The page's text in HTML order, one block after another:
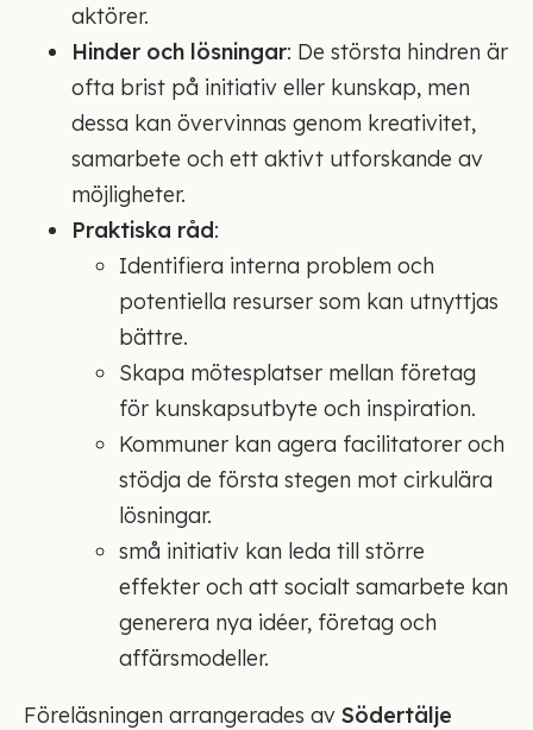
aktörer.
Hinder och lösningar: De största hindren är
ofta brist på initiativ eller kunskap, men
dessa kan övervinnas genom kreativitet,
samarbete och ett aktivt utforskande av
möjligheter.
Praktiska råd:
Identifiera interna problem och
potentiella resurser som kan utnyttjas
bättre.
Skapa mötesplatser mellan företag
för kunskapsutbyte och inspiration.
Kommuner kan agera facilitatorer och
stödja de första stegen mot cirkulära
lösningar.
små initiativ kan leda till större
effekter och att socialt samarbete kan
generera nya idéer, företag och
affärsmodeller.
Föreläsningen arrangerades av Södertälje